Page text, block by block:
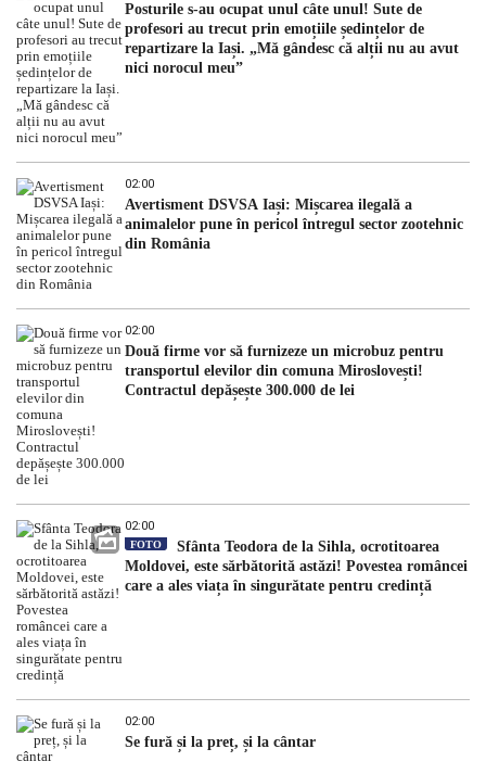
Posturile s-au ocupat unul câte unul! Sute de
profesori au trecut prin emoțiile ședințelor de
repartizare la Iași. „Mă gândesc că alții nu au avut
nici norocul meu”
02:00
Avertisment DSVSA Iași: Mișcarea ilegală a
animalelor pune în pericol întregul sector zootehnic
din România
02:00
Două firme vor să furnizeze un microbuz pentru
transportul elevilor din comuna Miroslovești!
Contractul depășește 300.000 de lei
02:00
FOTO
Sfânta Teodora de la Sihla, ocrotitoarea
Moldovei, este sărbătorită astăzi! Povestea româncei
care a ales viața în singurătate pentru credință
02:00
Se fură și la preț, și la cântar